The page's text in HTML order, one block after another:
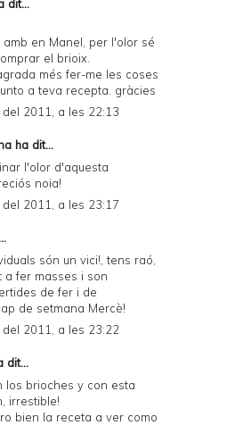
dit...
amb en Manel, per l'olor sé
el brioix.
més fer-me les coses
a teva recepta. gràcies
2011, a les 22:13
ha dit...
l'olor d'aquesta
noia!
2011, a les 23:17
són un vici!, tens raó,
a fer masses i son
de fer i de
de setmana Mercè!
2011, a les 23:22
dit...
los brioches y con esta
irrestible!
bien la receta a ver como